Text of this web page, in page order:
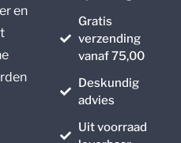
en
Gratis
verzending
vanaf 75,00
Deskundig
advies
Uit voorraad